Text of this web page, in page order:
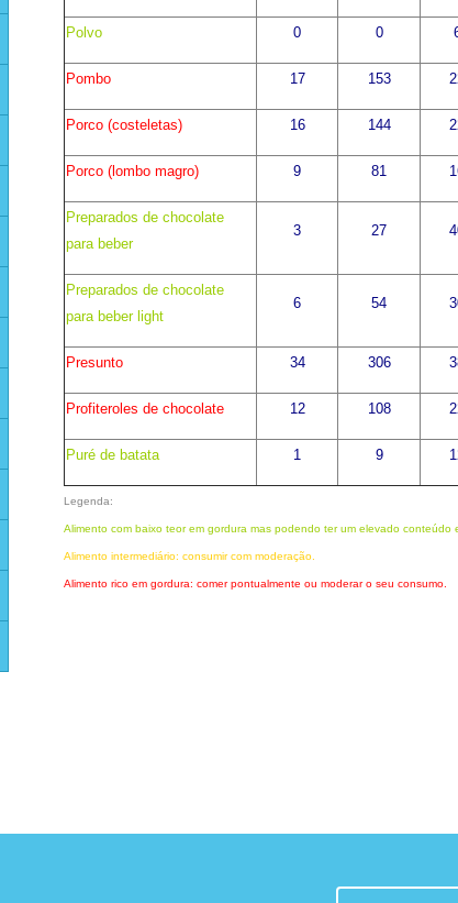
Polvo 0 0
Pombo 17 153
Porco (costeletas) 16 144
Porco (lombo magro) 9 81
Preparados de chocolate
para beber
3 27
Preparados de chocolate
para beber light
6 54
Presunto 34 306
Profiteroles de chocolate 12 108
Puré de batata 1 9
Legenda:
Alimento com baixo teor em gordura mas podendo ter um elevado conteúdo
Alimento intermediário: consumir com moderação.
Alimento rico em gordura: comer pontualmente ou moderar o seu consumo.